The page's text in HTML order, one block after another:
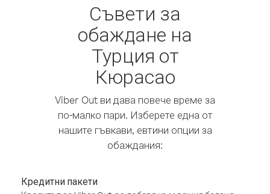
Съвети за
обаждане на
Турция от
Кюрасао
Viber Out ви дава повече време за
по-малко пари. Изберете една от
нашите гъвкави, евтини опции за
обаждания:
Кредитни пакети